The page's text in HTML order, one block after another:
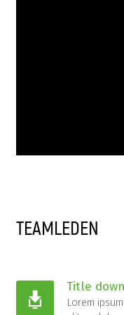
TEAMLEDEN
Title
Lorem